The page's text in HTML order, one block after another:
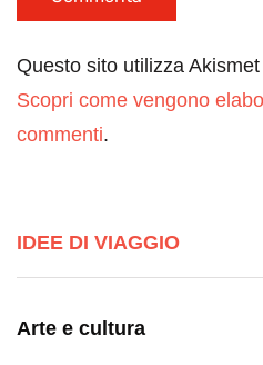
Questo sito utilizza
Scopri come vengono
commenti.
IDEE DI VIAGGIO
Arte e cultura